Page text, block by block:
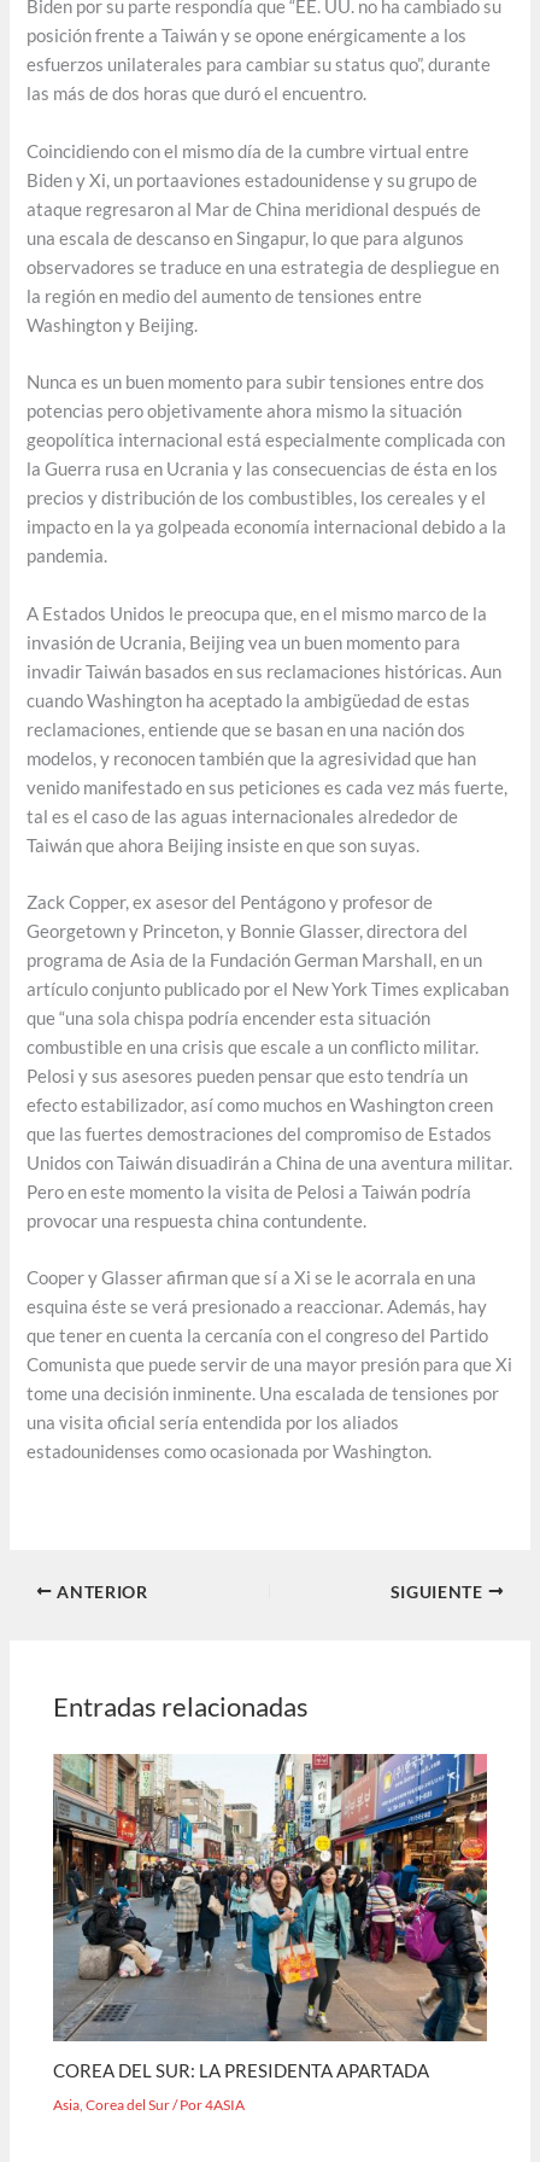
Biden por su parte respondía que “EE. UU. no ha cambiado su
posición frente a Taiwán y se opone enérgicamente a los
esfuerzos unilaterales para cambiar su status quo”, durante
las más de dos horas que duró el encuentro.
Coincidiendo con el mismo día de la cumbre virtual entre
Biden y Xi, un portaaviones estadounidense y su grupo de
ataque regresaron al Mar de China meridional después de
una escala de descanso en Singapur, lo que para algunos
observadores se traduce en una estrategia de despliegue en
la región en medio del aumento de tensiones entre
Washington y Beijing.
Nunca es un buen momento para subir tensiones entre dos
potencias pero objetivamente ahora mismo la situación
geopolítica internacional está especialmente complicada con
la Guerra rusa en Ucrania y las consecuencias de ésta en los
precios y distribución de los combustibles, los cereales y el
impacto en la ya golpeada economía internacional debido a la
pandemia.
A Estados Unidos le preocupa que, en el mismo marco de la
invasión de Ucrania, Beijing vea un buen momento para
invadir Taiwán basados en sus reclamaciones históricas. Aun
cuando Washington ha aceptado la ambigüedad de estas
reclamaciones, entiende que se basan en una nación dos
modelos, y reconocen también que la agresividad que han
venido manifestado en sus peticiones es cada vez más fuerte,
tal es el caso de las aguas internacionales alrededor de
Taiwán que ahora Beijing insiste en que son suyas.
Zack Copper, ex asesor del Pentágono y profesor de
Georgetown y Princeton, y Bonnie Glasser, directora del
programa de Asia de la Fundación German Marshall, en un
artículo conjunto publicado por el New York Times explicaban
que “una sola chispa podría encender esta situación
combustible en una crisis que escale a un conflicto militar.
Pelosi y sus asesores pueden pensar que esto tendría un
efecto estabilizador, así como muchos en Washington creen
que las fuertes demostraciones del compromiso de Estados
Unidos con Taiwán disuadirán a China de una aventura militar.
Pero en este momento la visita de Pelosi a Taiwán podría
provocar una respuesta china contundente.
Cooper y Glasser afirman que sí a Xi se le acorrala en una
esquina éste se verá presionado a reaccionar. Además, hay
que tener en cuenta la cercanía con el congreso del Partido
Comunista que puede servir de una mayor presión para que Xi
tome una decisión inminente. Una escalada de tensiones por
una visita oficial sería entendida por los aliados
estadounidenses como ocasionada por Washington.
ANTERIOR SIGUIENTE
Entradas relacionadas
COREA DEL SUR: LA PRESIDENTA APARTADA
Asia,Corea del Sur/ Por4ASIA